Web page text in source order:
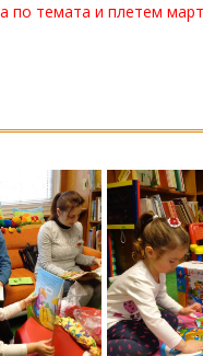
по темата и плетем